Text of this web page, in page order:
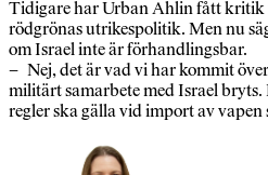
Tidigare har Urban Ahlin fått kritik
rödgrönas utrikespolitik. Men nu
om Israel inte är förhandlingsbar.
– Nej, det är vad vi har kommit
militärt samarbete med Israel
regler ska gälla vid import av vapen